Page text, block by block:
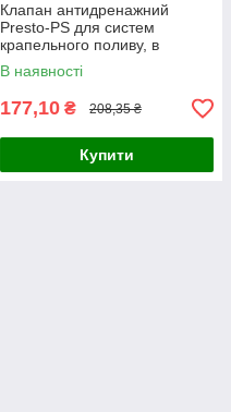
Клапан антидренажний
Presto-PS для систем
крапельного поливу, в
упаковці - 10 шт. (1447)
В наявності
177,10 ₴ 208,35 ₴
Купити